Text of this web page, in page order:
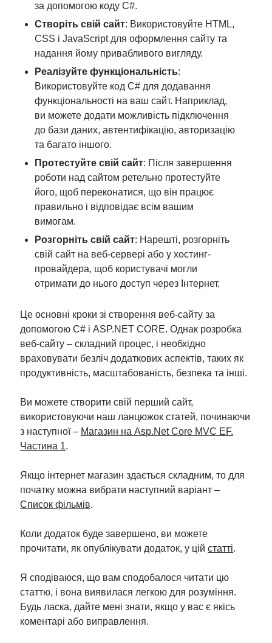
за допомогою коду C#.
Створіть свій сайт: Використовуйте HTML,
CSS і JavaScript для оформлення сайту та
надання йому привабливого вигляду.
Реалізуйте функціональність:
Використовуйте код C# для додавання
функціональності на ваш сайт. Наприклад,
ви можете додати можливість підключення
до бази даних, автентифікацію, авторизацію
та багато іншого.
Протестуйте свій сайт: Після завершення
роботи над сайтом ретельно протестуйте
його, щоб переконатися, що він працює
правильно і відповідає всім вашим
вимогам.
Розгорніть свій сайт: Нарешті, розгорніть
свій сайт на веб-сервері або у хостинг-
провайдера, щоб користувачі могли
отримати до нього доступ через Інтернет.
Це основні кроки зі створення веб-сайту за
допомогою C# і ASP.NET CORE. Однак розробка
веб-сайту – складний процес, і необхідно
враховувати безліч додаткових аспектів, таких як
продуктивність, масштабованість, безпека та інші.
Ви можете створити свій перший сайт,
використовуючи наш ланцюжок статей, починаючи
з наступної – Магазин на Asp.Net Core MVC EF.
Частина 1.
Якщо інтернет магазин здається складним, то для
початку можна вибрати наступний варіант –
Список фільмів.
Коли додаток буде завершено, ви можете
прочитати, як опублікувати додаток, у ційстатті.
Я сподіваюся, що вам сподобалося читати цю
статтю, і вона виявилася легкою для розуміння.
Будь ласка, дайте мені знати, якщо у вас є якісь
коментарі або виправлення.